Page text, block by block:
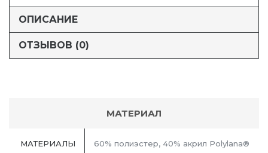
ОПИСАНИЕ
ОТЗЫВОВ (0)
МАТЕРИАЛ
МАТЕРИАЛЫ 60% полиэстер, 40% акрил Polylana®